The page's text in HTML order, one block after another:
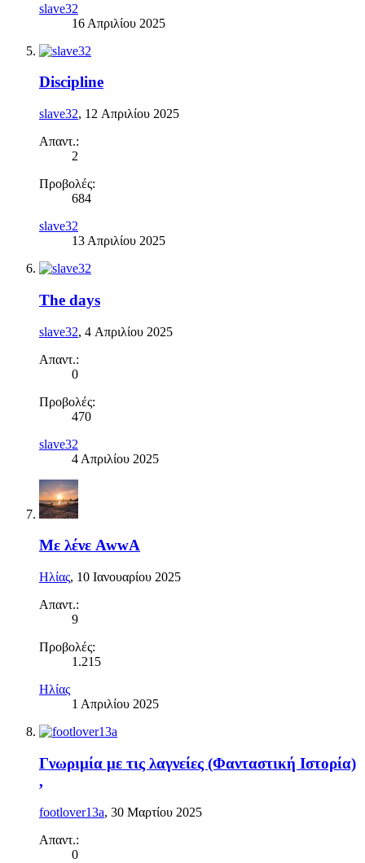
slave32
16 Απριλίου 2025
Discipline
slave32, 12 Απριλίου 2025
Απαντ.:
2
Προβολές:
684
slave32
13 Απριλίου 2025
The days
slave32, 4 Απριλίου 2025
Απαντ.:
0
Προβολές:
470
slave32
4 Απριλίου 2025
Με λένε AwwA
Ηλίας, 10 Ιανουαρίου 2025
Απαντ.:
9
Προβολές:
1.215
Ηλίας
1 Απριλίου 2025
Γνωριμία με τις λαγνείες (Φανταστική Ιστορία)
,
footlover13a, 30 Μαρτίου 2025
Απαντ.:
0